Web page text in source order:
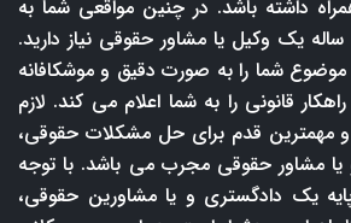
داشته باشد. در چنین مواقعی شما به
یک وکیل یا مشاور حقوقی نیاز دارید.
شما را به صورت دقیق و موشکافانه
قانونی را به شما اعلام می کند. لازم
مهمترین قدم برای حل مشکلات حقوقی،
مشاور حقوقی مجرب می باشد. با توجه
یک دادگستری و یا مشاورین حقوقی،